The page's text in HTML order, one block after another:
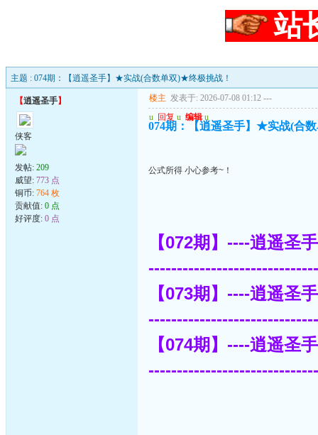
站
主题 : 074期：【逍遥圣手】★实战(合数单双)★终极挑战！
【逍遥圣手】
侠客
发帖: 209
威望: 773 点
铜币: 764 枚
贡献值: 0 点
好评度: 0 点
楼主 发表于: 2026-07-08 01:12 ---
u 回复 u 编辑 u
074期：【逍遥圣手】★实战(合
公式所得 小心参考~！
【072期】----逍遥圣
【073期】----逍遥圣
【074期】----逍遥圣